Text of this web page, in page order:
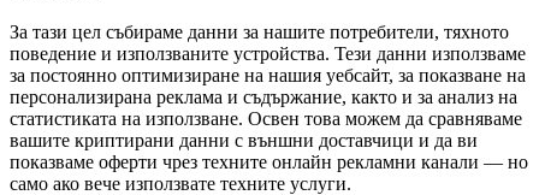
За тази цел събираме данни за нашите потребители, тяхното
поведение и използваните устройства. Тези данни използваме
за постоянно оптимизиране на нашия уебсайт, за показване на
персонализирана реклама и съдържание, както и за анализ на
статистиката на използване. Освен това можем да сравняваме
вашите криптирани данни с външни доставчици и да ви
показваме оферти чрез техните онлайн рекламни канали — но
само ако вече използвате техните услуги.